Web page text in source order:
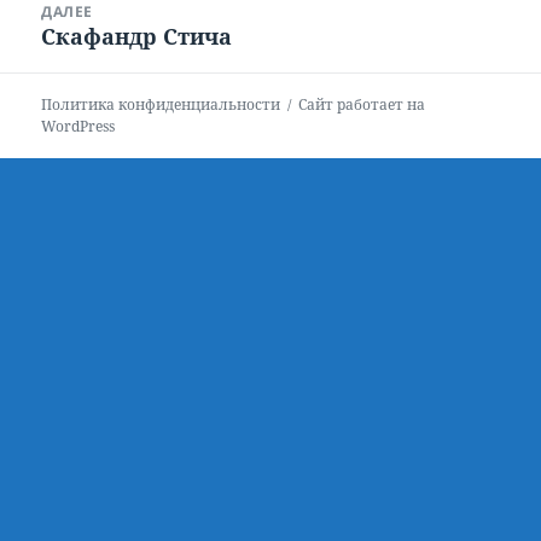
ДАЛЕЕ
Следующая
Скафандр Стича
Политика конфиденциальности
Сайт работает на
WordPress